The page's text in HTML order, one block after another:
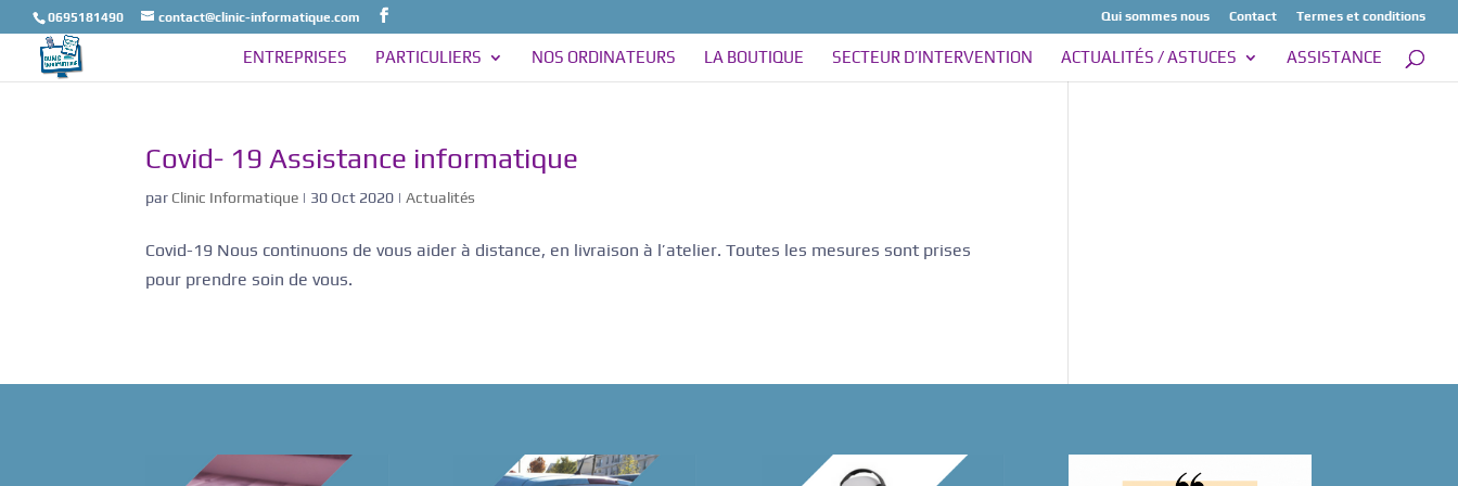
0695181490 contact@clinic-informatique.com Qui sommes nous Contact Termes et conditions
ENTREPRISES PARTICULIERS NOS ORDINATEURS LA BOUTIQUE SECTEUR D’INTERVENTION ACTUALITÉS / ASTUCES ASSISTANCE
Covid- 19 Assistance informatique
par Clinic Informatique | 30 Oct 2020 |Actualités
Covid-19 Nous continuons de vous aider à distance, en livraison à l’atelier. Toutes les mesures sont prises
pour prendre soin de vous.